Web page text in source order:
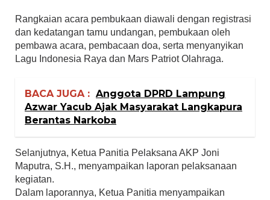
Rangkaian acara pembukaan diawali dengan registrasi
dan kedatangan tamu undangan, pembukaan oleh
pembawa acara, pembacaan doa, serta menyanyikan
Lagu Indonesia Raya dan Mars Patriot Olahraga.
BACA JUGA : Anggota DPRD Lampung
Azwar Yacub Ajak Masyarakat Langkapura
Berantas Narkoba
Selanjutnya, Ketua Panitia Pelaksana AKP Joni
Maputra, S.H., menyampaikan laporan pelaksanaan
kegiatan.
Dalam laporannya, Ketua Panitia menyampaikan